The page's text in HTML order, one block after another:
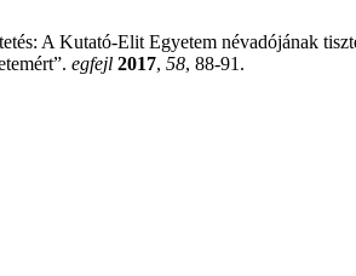
A Kutató-Elit Egyetem névadójának
egfejl 2017, 58, 88-91.